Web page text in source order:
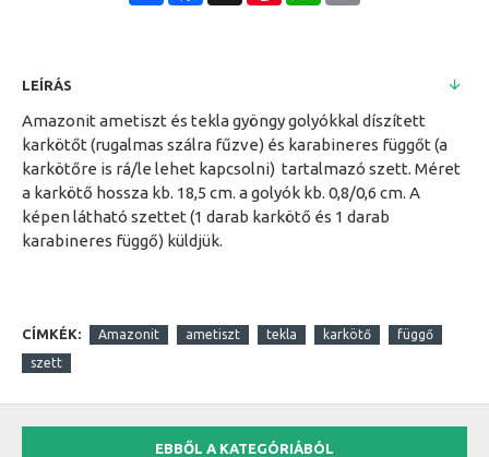
LEÍRÁS
Amazonit ametiszt és tekla gyöngy golyókkal díszített
karkötőt (rugalmas szálra fűzve) és karabineres függőt (a
karkötőre is rá/le lehet kapcsolni) tartalmazó szett. Méret
a karkötő hossza kb. 18,5 cm. a golyók kb. 0,8/0,6 cm. A
képen látható szettet (1 darab karkötő és 1 darab
karabineres függő) küldjük.
CÍMKÉK: Amazonit ametiszt tekla karkötő függő
szett
EBBŐL A KATEGÓRIÁBÓL